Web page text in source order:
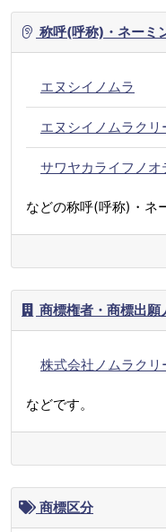
称呼(呼称)・ネーミ
エヌシイノムラ
エヌシイノムラクリ
サワヤカライフノオ
などの称呼(呼称)・ネ
商標権者・商標出願
株式会社ノムラクリ
などです。
商標区分